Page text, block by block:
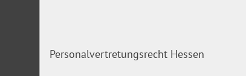
Personalvertretungsrecht Hessen